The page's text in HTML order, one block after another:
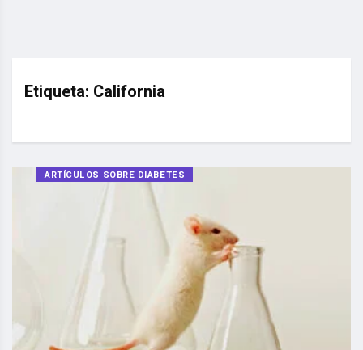
Etiqueta: California
ARTÍCULOS SOBRE DIABETES